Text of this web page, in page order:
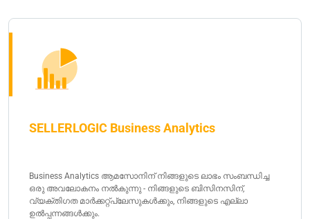
SELLERLOGIC Business Analytics
Business Analytics ആമസോനിന് നിങ്ങളുടെ ലാഭം സംബന്ധിച്ച
ഒരു അവലോകനം നൽകുന്നു - നിങ്ങളുടെ ബിസിനസിന്,
വ്യക്തിഗത മാർക്കറ്റ്പ്ലേസുകൾക്കും, നിങ്ങളുടെ എല്ലാ
ഉൽപ്പന്നങ്ങൾക്കും.